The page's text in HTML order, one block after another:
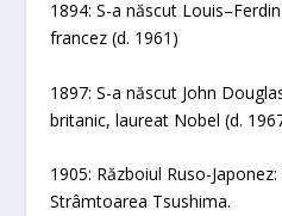
1894: S-a născut
francez (d. 1961)
1897: S-a născut John
britanic, laureat Nobel (d.
1905: Războiul Ruso-
Strâmtoarea Tsushima.